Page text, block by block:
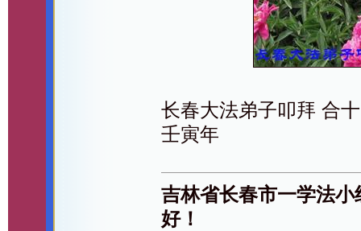
长春大法弟子叩拜 合十
壬寅年
吉林省长春市一学法
好！